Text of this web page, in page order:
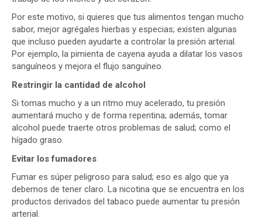
Por este motivo, si quieres que tus alimentos tengan mucho
sabor, mejor agrégales hierbas y especias; existen algunas
que incluso pueden ayudarte a controlar la presión arterial.
Por ejemplo, la pimienta de cayena ayuda a dilatar los vasos
sanguíneos y mejora el flujo sanguíneo.
Restringir la cantidad de alcohol
Si tomas mucho y a un ritmo muy acelerado, tu presión
aumentará mucho y de forma repentina; además, tomar
alcohol puede traerte otros problemas de salud; como el
hígado graso.
Evitar los fumadores
Fumar es súper peligroso para salud; eso es algo que ya
debemos de tener claro. La nicotina que se encuentra en los
productos derivados del tabaco puede aumentar tu presión
arterial.